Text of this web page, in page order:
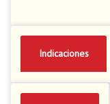
Indicaciones